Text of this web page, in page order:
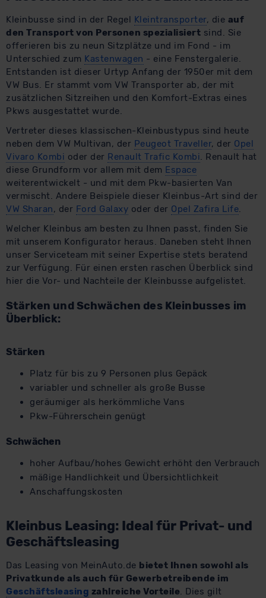
unserem Datenschutzbeauftragten unter
datenschutz@meinauto.de anfordern.
Datenschutzerklärung|Impressum
Kleinbusse sind in der Regel Kleintransporter, die auf
den Transport von Personen spezialisiert sind. Sie
offerieren bis zu neun Sitzplätze und im Fond - im
Unterschied zum Kastenwagen - eine Fenstergalerie.
Entstanden ist dieser Urtyp Anfang der 1950er mit dem
VW Bus. Er stammt vom VW Transporter ab, der mit
zusätzlichen Sitzreihen und den Komfort-Extras eines
Pkws ausgestattet wurde.
Vertreter dieses klassischen-Kleinbustypus sind heute
neben dem VW Multivan, der Peugeot Traveller, der Opel
Vivaro Kombi oder der Renault Trafic Kombi. Renault hat
diese Grundform vor allem mit dem Espace
weiterentwickelt - und mit dem Pkw-basierten Van
vermischt. Andere Beispiele dieser Kleinbus-Art sind der
VW Sharan, der Ford Galaxy oder der Opel Zafira Life.
Welcher Kleinbus am besten zu Ihnen passt, finden Sie
mit unserem Konfigurator heraus. Daneben steht Ihnen
unser Serviceteam mit seiner Expertise stets beratend
zur Verfügung. Für einen ersten raschen Überblick sind
hier die Vor- und Nachteile der Kleinbusse aufgelistet.
Stärken und Schwächen des Kleinbusses im
Überblick:
Stärken
Platz für bis zu 9 Personen plus Gepäck
variabler und schneller als große Busse
geräumiger als herkömmliche Vans
Pkw-Führerschein genügt
Schwächen
hoher Aufbau/hohes Gewicht erhöht den Verbrauch
mäßige Handlichkeit und Übersichtlichkeit
Anschaffungskosten
Kleinbus Leasing: Ideal für Privat- und
Geschäftsleasing
Das Leasing von MeinAuto.de bietet Ihnen sowohl als
Privatkunde als auch für Gewerbetreibende im
Geschäftsleasing zahlreiche Vorteile. Dies gilt